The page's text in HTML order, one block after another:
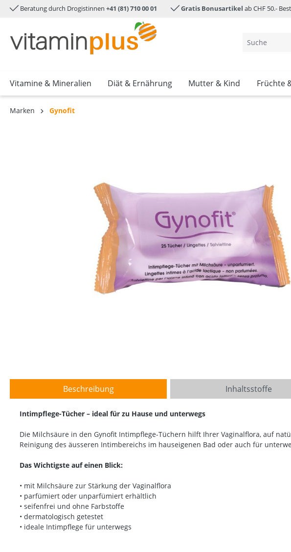
springen Zur Hauptnavigation springen
Beratung durch Drogistinnen +41 (81) 710 00 01 Gratis Bonusartikel ab CHF 50.-
Vitamine & Mineralien Diät & Ernährung Mutter & Kind Früchte
Marken Gynofit
Beschreibung Inhaltsstoffe
Intimpflege-Tücher – ideal für zu Hause und unterwegs
Die Milchsäure in den Gynofit Intimpflege-Tüchern hilft Ihrer Vaginalflora, auf
Reinigung des äusseren Intimbereichs im hauseigenen Bad oder auch für
Das Wichtigste auf einen Blick:
• mit Milchsäure zur Stärkung der Vaginalflora
• parfümiert oder unparfümiert erhältlich
• seifenfrei und ohne Farbstoffe
• dermatologisch getestet
• ideale Intimpflege für unterwegs